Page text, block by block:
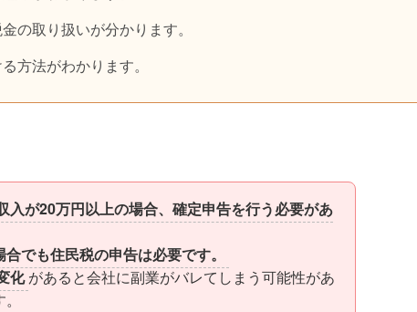
の取り扱いが分かります。
方法がわかります。
入が20万円以上の場合、確定申告を行う必要があ
でも住民税の申告は必要です。
化 があると会社に副業がバレてしまう可能性があ